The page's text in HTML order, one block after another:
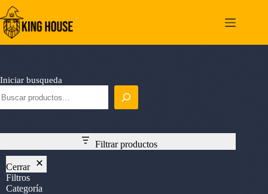
Saltar
al
contenido
Iniciar busqueda
Filtrar productos
Cerrar
Filtros
Categoría